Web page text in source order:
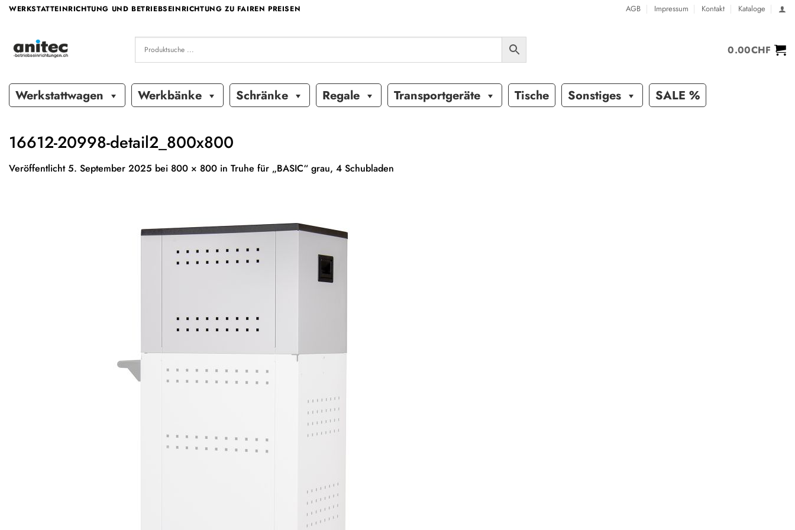
ZumWERKSTATTEINRICHTUNG UND BETRIEBSEINRICHTUNG ZU FAIREN PREISEN AGB Impressum Kontakt Kataloge
0.00CHF
Werkstattwagen Werkbänke Schränke Regale Transportgeräte Tische Sonstiges SALE %
16612-20998-detail2_800x800
Veröffentlicht5. September 2025 bei 800 × 800 in Truhe für „BASIC“ grau, 4 Schubladen